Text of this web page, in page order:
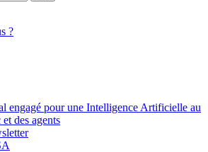
?
engagé pour une Intelligence Artificielle au
des agents